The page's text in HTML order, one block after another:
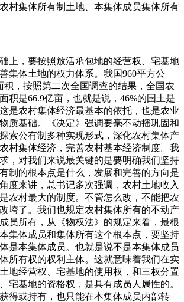
村集体所有制土地、本集体成员集体所有
上，要按照放活承包地的经营权、宅基地
集体土地的权力体系。我国960平方公
积，按照第二次全国调查的结果，全国农
积是66.9亿亩，也就是说，46%的国土是
是农村集体经济最基本的依托，也是农业
质基础。《决定》强调要毫不动摇巩固和
索公有制多种实现形式，深化农村集体产
村集体经济，完善农村基本经济制度。我
，对我们来说最关键的是要明确我们坚持
制的根本点是什么，发展和完善的方向是
度来讲，总书记多次强调，农村土地收入
农村最大的制度。不管怎么改，不能把农
垮了。我们也规定农村集体所有的不动产
员所有，从《物权法》的规定来看，最根
集体成员和集体所有这个根本点，要坚持
是本集体成员。也就是说不是本集体成员
所有权的权利主体。这就意味着我们在实
地经营权、宅基地的使用权，和三权分置
宅基地的资格权，是具有成员人属性的。
得或持有，也只能在本集体成员内部转